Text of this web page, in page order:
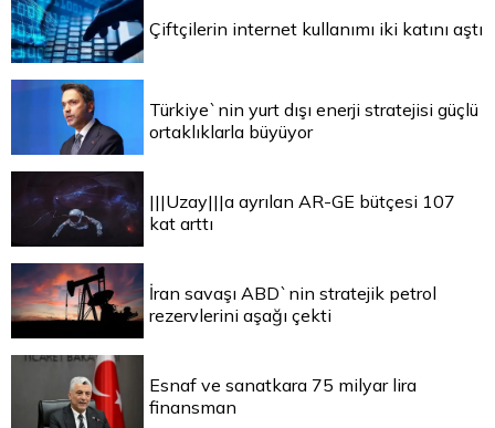
Çiftçilerin internet kullanımı iki katını aştı
Türkiye`nin yurt dışı enerji stratejisi güçlü
ortaklıklarla büyüyor
|||Uzay|||a ayrılan AR-GE bütçesi 107
kat arttı
İran savaşı ABD`nin stratejik petrol
rezervlerini aşağı çekti
Esnaf ve sanatkara 75 milyar lira
finansman